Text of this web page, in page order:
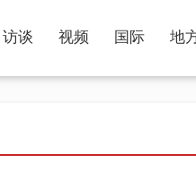
访谈 视频 国际 地